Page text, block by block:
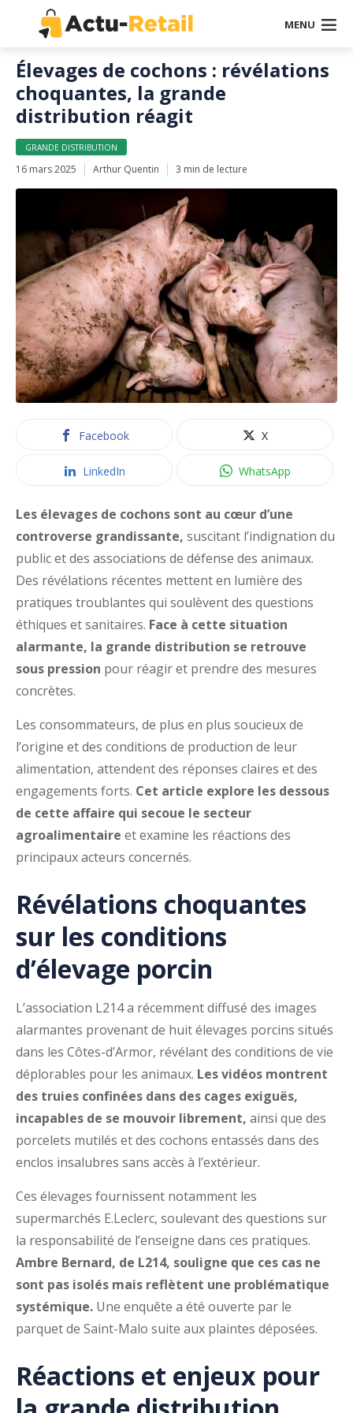
MENU
Élevages de cochons : révélations
choquantes, la grande
distribution réagit
GRANDE DISTRIBUTION
16 mars 2025 Arthur Quentin 3 min de lecture
Facebook X
LinkedIn WhatsApp
Les élevages de cochons sont au cœur d’une
controverse grandissante, suscitant l’indignation du
public et des associations de défense des animaux.
Des révélations récentes mettent en lumière des
pratiques troublantes qui soulèvent des questions
éthiques et sanitaires. Face à cette situation
alarmante, la grande distribution se retrouve
sous pression pour réagir et prendre des mesures
concrètes.
Les consommateurs, de plus en plus soucieux de
l’origine et des conditions de production de leur
alimentation, attendent des réponses claires et des
engagements forts. Cet article explore les dessous
de cette affaire qui secoue le secteur
agroalimentaire et examine les réactions des
principaux acteurs concernés.
Révélations choquantes
sur les conditions
d’élevage porcin
L’association L214 a récemment diffusé des images
alarmantes provenant de huit élevages porcins situés
dans les Côtes-d’Armor, révélant des conditions de vie
déplorables pour les animaux. Les vidéos montrent
des truies confinées dans des cages exiguës,
incapables de se mouvoir librement, ainsi que des
porcelets mutilés et des cochons entassés dans des
enclos insalubres sans accès à l’extérieur.
Ces élevages fournissent notamment les
supermarchés E.Leclerc, soulevant des questions sur
la responsabilité de l’enseigne dans ces pratiques.
Ambre Bernard, de L214, souligne que ces cas ne
sont pas isolés mais reflètent une problématique
systémique. Une enquête a été ouverte par le
parquet de Saint-Malo suite aux plaintes déposées.
Réactions et enjeux pour